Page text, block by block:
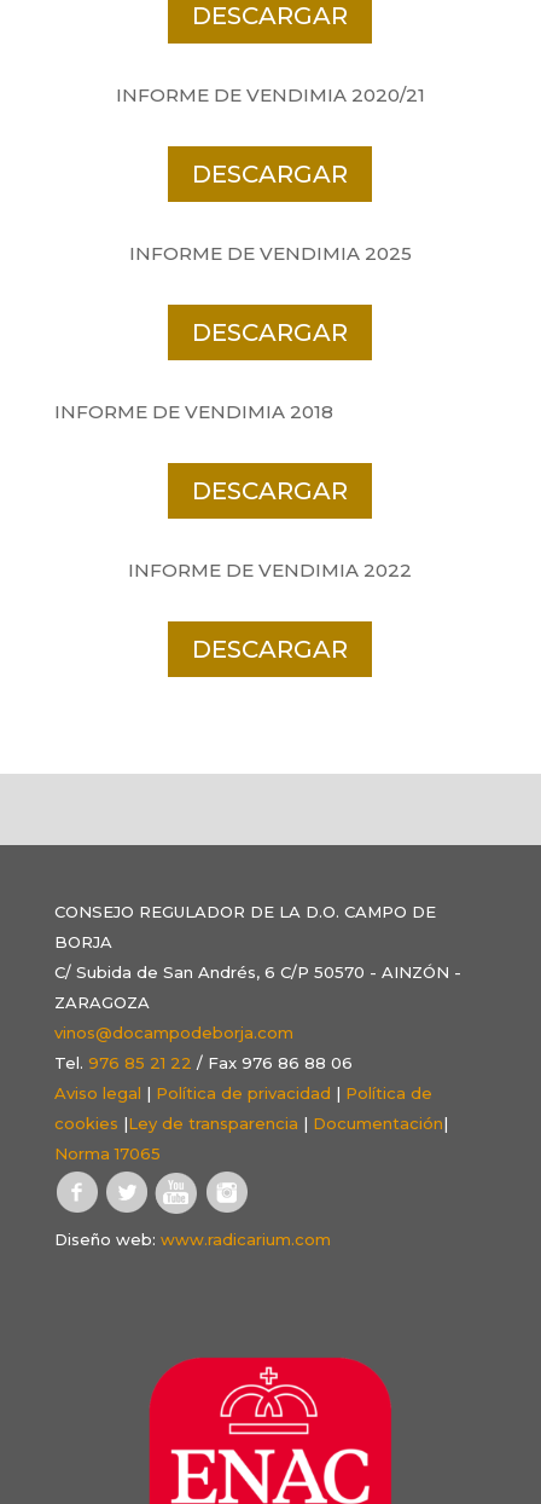
DESCARGAR
INFORME DE VENDIMIA 2020/21
DESCARGAR
INFORME DE VENDIMIA 2025
DESCARGAR
INFORME DE VENDIMIA 2018
DESCARGAR
INFORME DE VENDIMIA 2022
DESCARGAR
CONSEJO REGULADOR DE LA D.O. CAMPO DE
BORJA
C/ Subida de San Andrés, 6 C/P 50570 - AINZÓN -
ZARAGOZA
vinos@docampodeborja.com
Tel. 976 85 21 22 / Fax 976 86 88 06
Aviso legal | Política de privacidad | Política de
cookies |Ley de transparencia | Documentación|
Norma 17065
Diseño web: www.radicarium.com